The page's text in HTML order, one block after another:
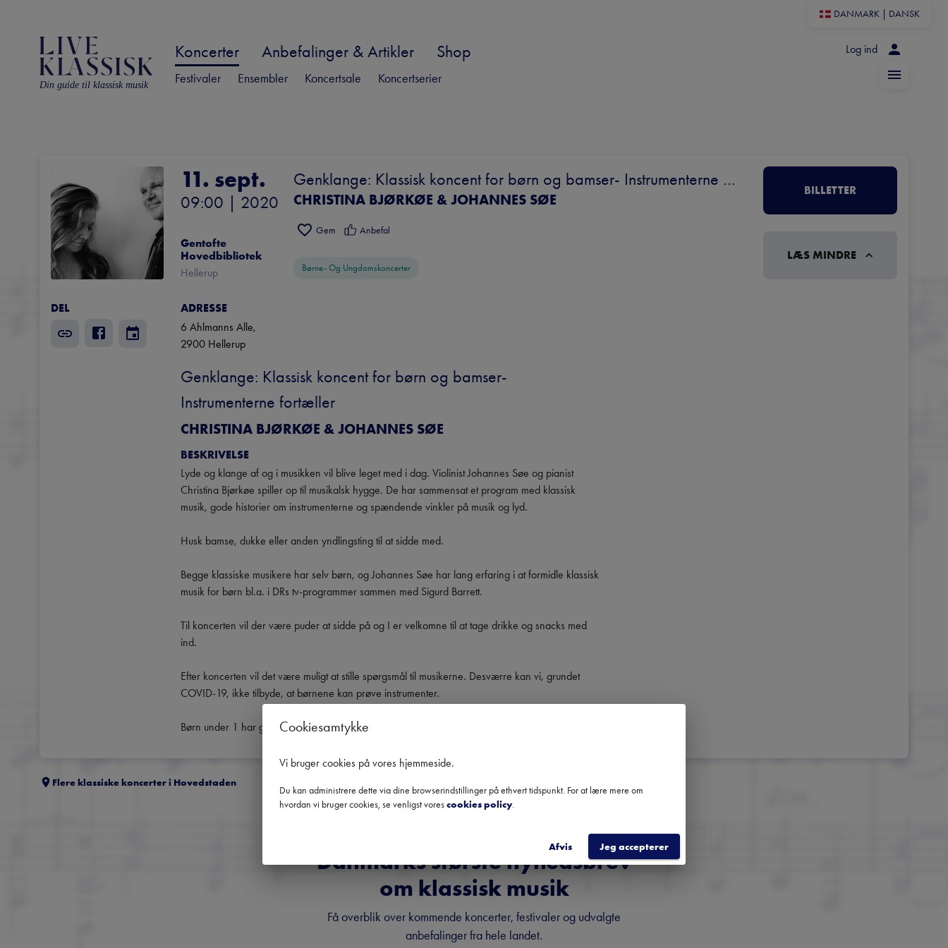
DANMARK DANSK
Din guide til klassisk musik
Koncerter Anbefalinger & Artikler Shop
Festivaler Ensembler Koncertsale Koncertserier
Log ind
11. sept.
09:00 | 2020
Gentofte
Hovedbibliotek
Hellerup
Genklange: Klassisk koncent for børn og bamser- Instrumenterne
fortæller
CHRISTINA BJØRKØE & JOHANNES SØE
Gem Anbefal
Børne- Og Ungdomskoncerter
BILLETTER
LÆS MINDRE
DEL
ADRESSE
6 Ahlmanns Alle,
2900 Hellerup
Genklange: Klassisk koncent for børn og bamser-
Instrumenterne fortæller
CHRISTINA BJØRKØE & JOHANNES SØE
BESKRIVELSE
Lyde og klange af og i musikken vil blive leget med i dag. Violinist Johannes Søe og pianist
Christina Bjørkøe spiller op til musikalsk hygge. De har sammensat et program med klassisk
musik, gode historier om instrumenterne og spændende vinkler på musik og lyd.
Husk bamse, dukke eller anden yndlingsting til at sidde med.
Begge klassiske musikere har selv børn, og Johannes Søe har lang erfaring i at formidle klassisk
musik for børn bl.a. i DRs tv-programmer sammen med Sigurd Barrett.
Til koncerten vil der være puder at sidde på og I er velkomne til at tage drikke og snacks med
ind.
Efter koncerten vil det være muligt at stille spørgsmål til musikerne. Desværre kan vi, grundet
COVID-19, ikke tilbyde, at børnene kan prøve instrumenter.
Børn under 1 har gratis adgang.
Flere klassiske koncerter i Hovedstaden
Danmarks største nyhedsbrev
om klassisk musik
Få overblik over kommende koncerter, festivaler og udvalgte
anbefalinger fra hele landet.
Cookiesamtykke
Vi bruger cookies på vores hjemmeside.
Du kan administrere dette via dine browserindstillinger på ethvert tidspunkt. For at lære mere om
hvordan vi bruger cookies, se venligst vorescookies policy.
Afvis Jeg accepterer